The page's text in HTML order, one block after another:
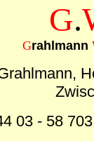
G.
Grahlmann
03 - 58